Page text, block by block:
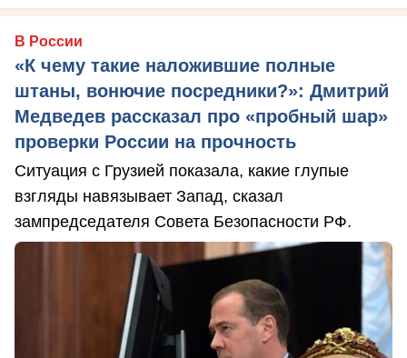
В России
«К чему такие наложившие полные
штаны, вонючие посредники?»: Дмитрий
Медведев рассказал про «пробный шар»
проверки России на прочность
Ситуация с Грузией показала, какие глупые
взгляды навязывает Запад, сказал
зампредседателя Совета Безопасности РФ.